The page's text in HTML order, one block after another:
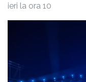
ieri la ora 10